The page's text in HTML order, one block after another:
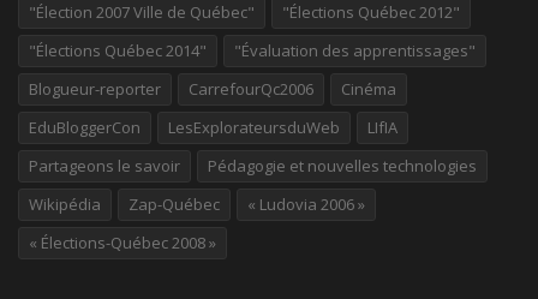
"Élection 2007 Ville de Québec"
"Élections Québec 2012"
"Élections Québec 2014"
"Évaluation des apprentissages"
Blogueur-reporter
CarrefourQc2006
Cinéma
EduBloggerCon
LesExplorateursduWeb
LIfIA
Partageons le savoir
Pédagogie et nouvelles technologies
Wikipédia
Zap-Québec
« Ludovia 2006 »
« Élections-Québec 2008 »